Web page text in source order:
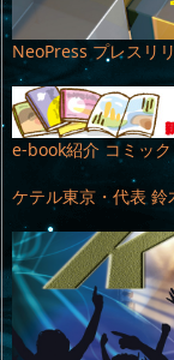
NeoPress プレスリ
e-book紹介 コミッ
ケテル東京・代表 鈴